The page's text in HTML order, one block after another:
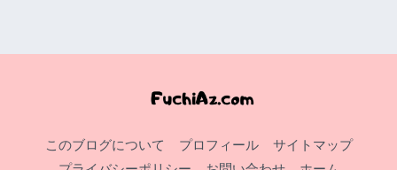
このブログについて プロフィール
サイトマップ